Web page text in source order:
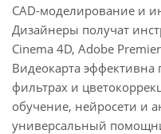
CAD-моделирование и
Дизайнеры получат
Cinema 4D, Adobe
Видеокарта
фильтрах и
обучение, нейросети и
универсальный